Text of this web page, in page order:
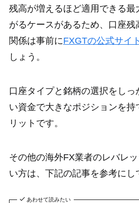
残高が増えるほど適用できる最
がるケースがあるため、口座残
関係は事前にFXGTの公式サイト
しょう。
口座タイプと銘柄の選択をしっ
い資金で大きなポジションを持
リットです。
その他の海外FX業者のレバレ
い方は、下記の記事を参考にし
あわせて読みたい